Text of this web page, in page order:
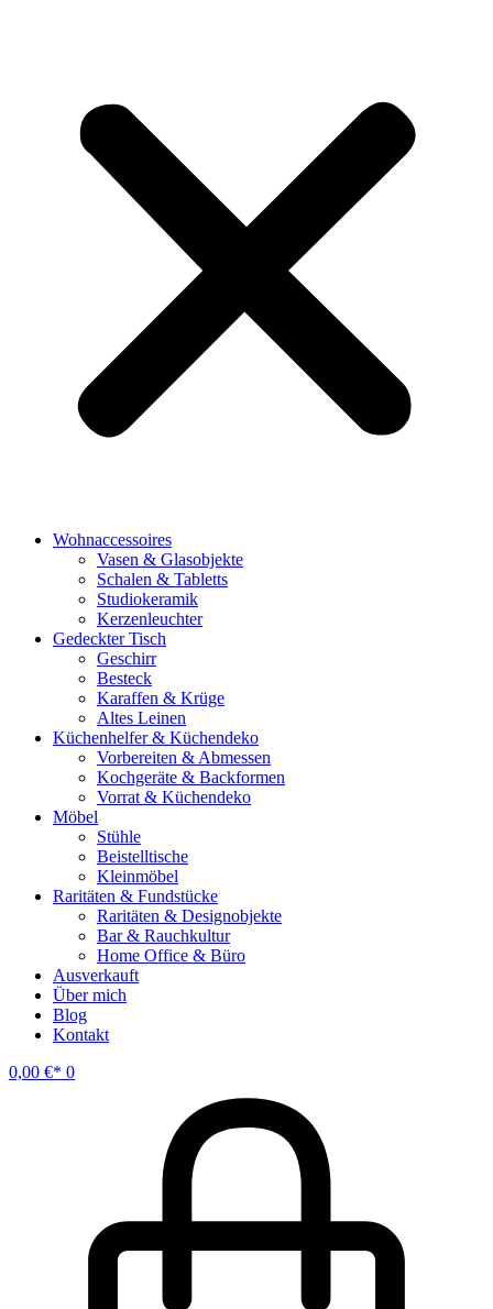
Wohnaccessoires
Vasen & Glasobjekte
Schalen & Tabletts
Studiokeramik
Kerzenleuchter
Gedeckter Tisch
Geschirr
Besteck
Karaffen & Krüge
Altes Leinen
Küchenhelfer & Küchendeko
Vorbereiten & Abmessen
Kochgeräte & Backformen
Vorrat & Küchendeko
Möbel
Stühle
Beistelltische
Kleinmöbel
Raritäten & Fundstücke
Raritäten & Designobjekte
Bar & Rauchkultur
Home Office & Büro
Ausverkauft
Über mich
Blog
Kontakt
0,00 € 0